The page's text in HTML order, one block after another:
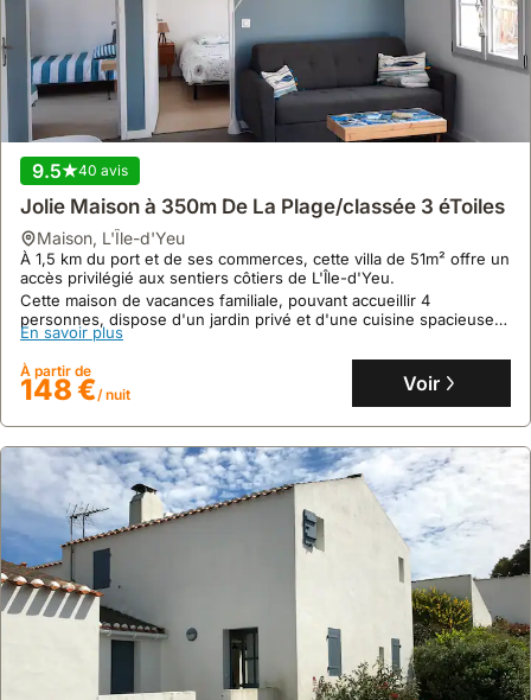
36 avis
Maison Lumineuse Port Joinville, Cour Privée.
maison,L'Île-d'Yeu
À 150 mètres du port et des commerces de L'Île-d'Yeu, cette
maison de pêcheurs de début XXe siècle propose un séjour
Cette location de villa, pouvant accueillir 4 personnes, dispose de
chaussée, et d'un tourne-disque avec vinyles pour une touche
vintage.
En savoir plus
210 € / nuit
75 avis
Maison 6 Personnes Dans Le Port De L'île D'yeu
9.5 40 avis
Jolie Maison à 350m De La Plage/classée 3 éToiles
maison, L'Île-d'Yeu
À 1,5 km du port et de ses commerces, cette villa de 51m² offre un
accès privilégié aux sentiers côtiers de L'Île-d'Yeu.
Cette maison de vacances familiale, pouvant accueillir 4
personnes, dispose d'un jardin privé et d'une cuisine spacieuse
équipée pour préparer des spécialités locales.
En savoir plus
À partir de
148 €/ nuit Voir